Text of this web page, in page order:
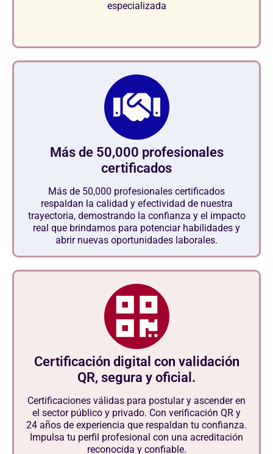
especializada
Más de 50,000 profesionales
certificados
Más de 50,000 profesionales certificados
respaldan la calidad y efectividad de nuestra
trayectoria, demostrando la confianza y el impacto
real que brindamos para potenciar habilidades y
abrir nuevas oportunidades laborales.
Certificación digital con validación
QR, segura y oficial.
Certificaciones válidas para postular y ascender en
el sector público y privado. Con verificación QR y
24 años de experiencia que respaldan tu confianza.
Impulsa tu perfil profesional con una acreditación
reconocida y confiable.